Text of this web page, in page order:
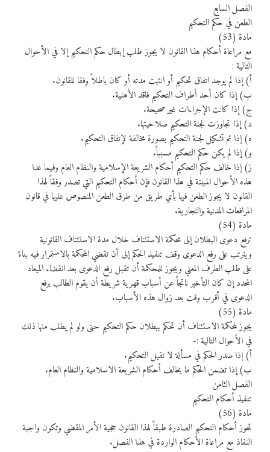
الفصل السابع
الطعن في حكم التحكيم
مادة (53)
مع مراعاة أحكام هذا القانون لا يجوز طلب إبطال حكم التحكيم إلا في الأحوال
التالية :
أ) إذا لم يوجد اتفاق تحكيم أو انتهت مدته أو كان باطلاً وفقا للقانون.
ب) إذا كان أحد أطراف التحكيم فاقد الأهلية.
ج) إذا كانت الإجراءات غير صحيحة.
د) إذا تجاوزت لجنة التحكيم صلاحيتها.
ه) إذا تم تشكيل لجنة التحكيم بصورة مخالفة لإتفاق التحكيم.
و) إذا لم يكن حكم التحكيم مسبباً.
ز) إذا خالف حكم التحكيم أحكام الشريعة الإسلامية والنظام العام وفيما عدا
هذه الأحوال المبينة في هذا القانون فإن أحكام التحكيم التي تصدر وفقاً لهذا
القانون لا يجوز الطعن فيها بأي طريق من طرق الطعن المنصوص عليها في قانون
المرافعات المدنية والتجارية.
مادة (54)
ترفع دعوى البطلان إلى محكمة الاستئناف خلال مدة الاستئناف القانونية
ويترتب على رفع الدعوى وقف تنفيذ الحكم إلى أن تقضي المحكمة بالاستمرار فيه بناءً
على طلب الطرف المعني ويجوز للمحكمة أن تقبل رفع الدعوى بعد انقضاء الميعاد
المحدد إن كان التأخير ناتجاً عن أسباب قهرية شريطة أن يقوم الطالب برفع
الدعوى في أقرب وقت بعد زوال هذه الأسباب.
مادة (55)
يجوز لمحكمة الاستئناف أن تحكم ببطلان حكم التحكيم حتى ولو لم يطلب منها ذلك
في الأحوال التالية :-
أ) إذا صدر الحكم في مسألة لا تقبل التحكيم.
ب) إذا تضمن الحكم ما يخالف أحكام الشريعة الاسلامية والنظام العام.
الفصل الثامن
تنفيذ أحكام التحكيم
مادة (56)
تحوز أحكام التحكيم الصادرة طبقاً لهذا القانون حجية الأمر المقضي وتكون واجبة
النفاذ مع مراعاة الأحكام الواردة في هذا الفصل.